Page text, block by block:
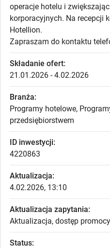
operacje hotelu i
korporacyjnych. Na recepcji
Hotellion.
Zapraszam do kontaktu
Składanie ofert:
21.01.2026 - 4.02.2026
Branża:
Programy hotelowe,
przedsiębiorstwem
ID inwestycji:
4220863
Aktualizacja:
4.02.2026, 13:10
Aktualizacja zapytania:
Aktualizacja, dostęp
Status: